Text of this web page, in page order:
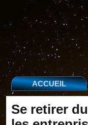
ACCUEIL
Se retirer